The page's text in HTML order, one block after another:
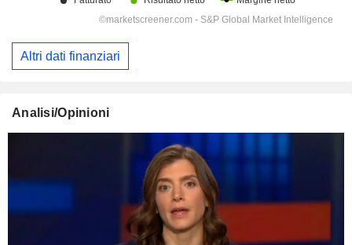
Altri dati finanziari
Analisi/Opinioni